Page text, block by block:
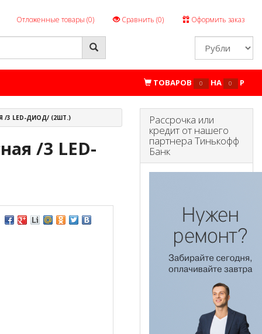
Отложенные товары (0) Сравнить (0) Оформить заказ
ТОВАРОВ 0 НА 0 P
/3 LED-ДИОД/ (2ШТ.)
/3 LED-
Рассрочка или
кредит от нашего
партнера Тинькофф
Банк